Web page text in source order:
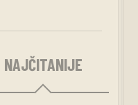
NAJČITANIJE